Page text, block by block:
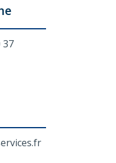
37